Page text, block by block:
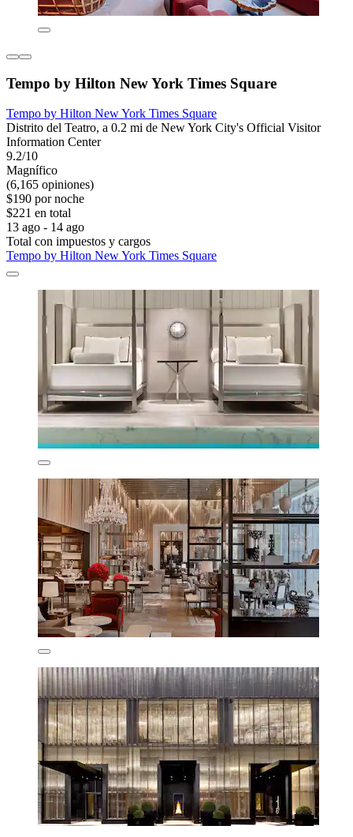
Tempo by Hilton New York Times Square
Tempo by Hilton New York Times Square
Distrito del Teatro, a 0.2 mi de New York City's Official Visitor
Information Center
9.2/10
Magnífico
(6,165 opiniones)
$190 por noche
$221 en total
13 ago - 14 ago
Total con impuestos y cargos
Tempo by Hilton New York Times Square